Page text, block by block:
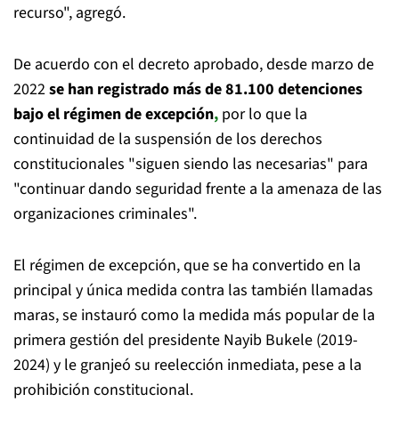
recurso", agregó.
De acuerdo con el decreto aprobado, desde marzo de
2022se han registrado más de 81.100 detenciones
bajo el régimen de excepción, por lo que la
continuidad de la suspensión de los derechos
constitucionales "siguen siendo las necesarias" para
"continuar dando seguridad frente a la amenaza de las
organizaciones criminales".
El régimen de excepción, que se ha convertido en la
principal y única medida contra las también llamadas
maras, se instauró como la medida más popular de la
primera gestión del presidente Nayib Bukele (2019-
2024) y le granjeó su reelección inmediata, pese a la
prohibición constitucional.